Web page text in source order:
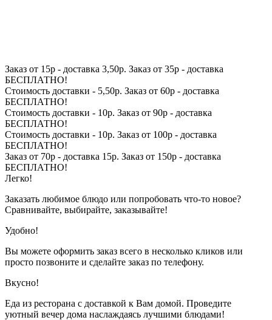
Заказ от 15р - доставка 3,50р. Заказ от 35р - доставка
БЕСПЛАТНО!
Стоимость доставки - 5,50р. Заказ от 60р - доставка
БЕСПЛАТНО!
Стоимость доставки - 10р. Заказ от 90р - доставка
БЕСПЛАТНО!
Стоимость доставки - 10р. Заказ от 100р - доставка
БЕСПЛАТНО!
Заказ от 70р - доставка 15р. Заказ от 150р - доставка
БЕСПЛАТНО!
Легко!
Заказать любимое блюдо или попробовать что-то новое?
Сравнивайте, выбирайте, заказывайте!
Удобно!
Вы можете оформить заказ всего в несколько кликов или
просто позвоните и сделайте заказ по телефону.
Вкусно!
Еда из ресторана с доставкой к Вам домой. Проведите
уютный вечер дома наслаждаясь лучшими блюдами!